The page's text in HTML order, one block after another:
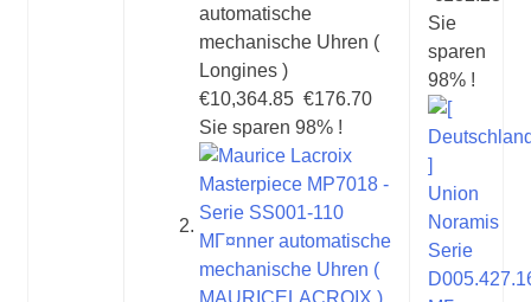
automatische
mechanische Uhren (
Longines )
€10,364.85 €176.70
Sie sparen 98% !
Sie
sparen
98% !